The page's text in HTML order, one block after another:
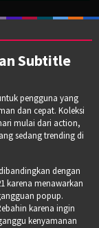
Subtitle
pengguna yang
dan cepat. Koleksi
mulai dari action,
sedang trending di
dengan
karena menawarkan
popup.
karena ingin
kenyamanan